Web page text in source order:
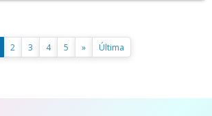
2 3 4 5 » Última